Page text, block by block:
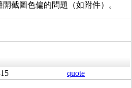
截圖色偏的問題（如附件）。
quote